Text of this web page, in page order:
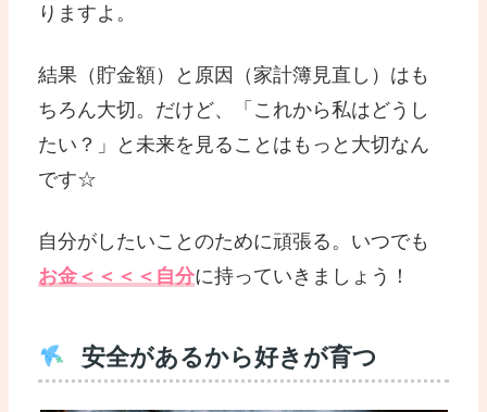
りますよ。
結果（貯金額）と原因（家計簿見直し）はも
ちろん大切。だけど、「これから私はどうし
たい？」と未来を見ることはもっと大切なん
です☆
自分がしたいことのために頑張る。いつでも
お金＜＜＜＜自分に持っていきましょう！
安全があるから好きが育つ